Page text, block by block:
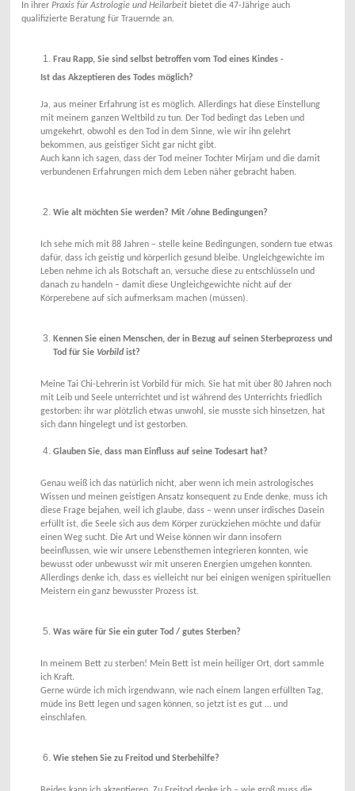
In ihrer Praxis für Astrologie und Heilarbeitbietet die 47-Jährige auch
qualifizierte Beratung für Trauernde an.
Frau Rapp, Sie sind selbst betroffen vom Tod eines Kindes -
Ist das Akzeptieren des Todes möglich?
Ja, aus meiner Erfahrung ist es möglich. Allerdings hat diese Einstellung
mit meinem ganzen Weltbild zu tun. Der Tod bedingt das Leben und
umgekehrt, obwohl es den Tod in dem Sinne, wie wir ihn gelehrt
bekommen, aus geistiger Sicht gar nicht gibt.
Auch kann ich sagen, dass der Tod meiner Tochter Mirjam und die damit
verbundenen Erfahrungen mich dem Leben näher gebracht haben.
Wie alt möchten Sie werden? Mit /ohne Bedingungen?
Ich sehe mich mit 88 Jahren – stelle keine Bedingungen, sondern tue etwas
dafür, dass ich geistig und körperlich gesund bleibe. Ungleichgewichte im
Leben nehme ich als Botschaft an, versuche diese zu entschlüsseln und
danach zu handeln – damit diese Ungleichgewichte nicht auf der
Körperebene auf sich aufmerksam machen (müssen).
Kennen Sie einen Menschen, der in Bezug auf seinen Sterbeprozess und
Tod für Sie Vorbildist?
Meine Tai Chi-Lehrerin ist Vorbild für mich. Sie hat mit über 80 Jahren noch
mit Leib und Seele unterrichtet und ist während des Unterrichts friedlich
gestorben: ihr war plötzlich etwas unwohl, sie musste sich hinsetzen, hat
sich dann hingelegt und ist gestorben.
Glauben Sie, dass man Einfluss auf seine Todesart hat?
Genau weiß ich das natürlich nicht, aber wenn ich mein astrologisches
Wissen und meinen geistigen Ansatz konsequent zu Ende denke, muss ich
diese Frage bejahen, weil ich glaube, dass – wenn unser irdisches Dasein
erfüllt ist, die Seele sich aus dem Körper zurückziehen möchte und dafür
einen Weg sucht. Die Art und Weise können wir dann insofern
beeinflussen, wie wir unsere Lebensthemen integrieren konnten, wie
bewusst oder unbewusst wir mit unseren Energien umgehen konnten.
Allerdings denke ich, dass es vielleicht nur bei einigen wenigen spirituellen
Meistern ein ganz bewusster Prozess ist.
Was wäre für Sie ein guter Tod / gutes Sterben?
In meinem Bett zu sterben! Mein Bett ist mein heiliger Ort, dort sammle
ich Kraft.
Gerne würde ich mich irgendwann, wie nach einem langen erfüllten Tag,
müde ins Bett legen und sagen können, so jetzt ist es gut … und
einschlafen.
Wie stehen Sie zu Freitod und Sterbehilfe?